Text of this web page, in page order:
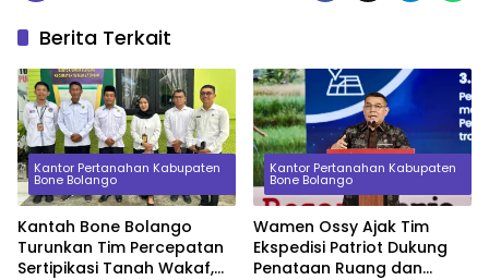
Berita Terkait
Kantor Pertanahan Kabupaten
Bone Bolango
Kantah Bone Bolango
Turunkan Tim Percepatan
Sertipikasi Tanah Wakaf,
Kantor Pertanahan Kabupaten
Bone Bolango
Wamen Ossy Ajak Tim
Ekspedisi Patriot Dukung
Penataan Ruang dan